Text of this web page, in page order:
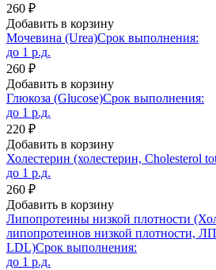
260 ₽
Добавить в корзину
Мочевина (Urea)Срок выполнения:
до 1 р.д.
260 ₽
Добавить в корзину
Глюкоза (Glucose)Срок выполнения:
до 1 р.д.
220 ₽
Добавить в корзину
Холестерин (холестерин, Cholesterol
до 1 р.д.
260 ₽
Добавить в корзину
Липопротеины низкой плотности
липопротеинов низкой плотности,
LDL)Срок выполнения:
до 1 р.д.